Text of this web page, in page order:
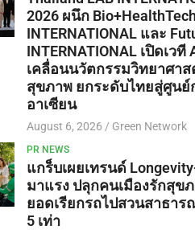
2026 ผนึก Bio+HealthTech
INTERNATIONAL และ
INTERNATIONAL เปิดเวที
เคลื่อนนวัตกรรมวิทยาศาส
สุขภาพ ยกระดับไทยสู่ศูนย์
อาเซียน
August 6, 2026 Green Network
PR NEWS
แกร็บเผยเทรนด์
มาแรง ปลุกคนเมืองรักสุข
ยอดเรียกรถไปสวนสาธาร
5 เท่า